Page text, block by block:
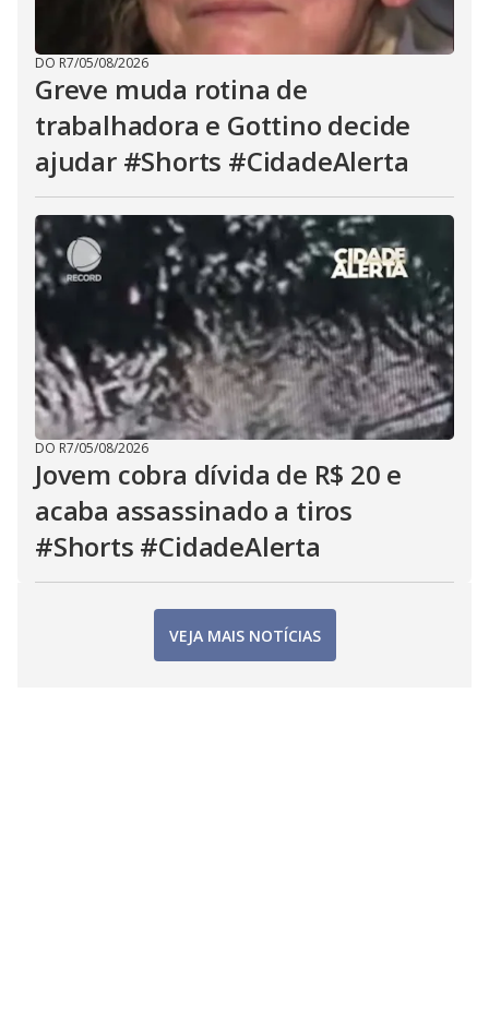
DO R7/05/08/2026
Greve muda rotina de
trabalhadora e Gottino decide
ajudar #Shorts #CidadeAlerta
DO R7/05/08/2026
Jovem cobra dívida de R$ 20 e
acaba assassinado a tiros
#Shorts #CidadeAlerta
VEJA MAIS NOTÍCIAS